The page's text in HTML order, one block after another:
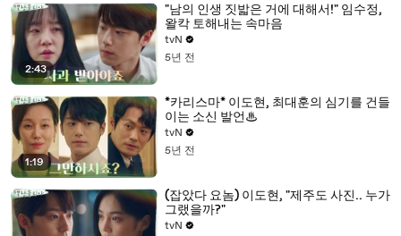
2:43
"남의 인생 짓밟은 거에 대해서!" 임수정,
왈칵 토해내는 속마음
tvN
5년 전
1:19
*카리스마* 이도현, 최대훈의 심기를 건들
이는 소신 발언♨
tvN
5년 전
(잡았다 요놈) 이도현, "제주도 사진.. 누가
그랬을까?"
tvN